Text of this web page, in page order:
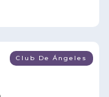
Club De Ángeles